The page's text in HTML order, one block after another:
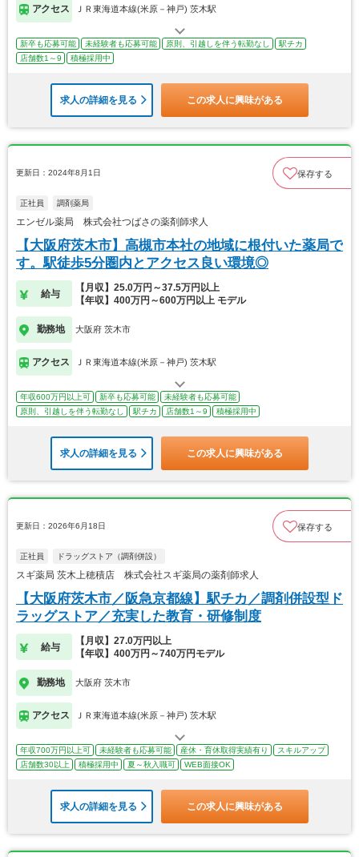
アクセス ＪＲ東海道本線(米原－神戸) 茨木駅
新卒も応募可能 未経験者も応募可能 原則、引越しを伴う転勤なし
駅チカ
店舗数1～9
積極採用中
求人の詳細を見る この求人に興味がある
更新日：2024年8月1日 保存する
正社員 調剤薬局
エンゼル薬局 株式会社つばさの薬剤師求人
【大阪府茨木市】高槻市本社の地域に根付いた薬局で
す。駅徒歩5分圏内とアクセス良い環境◎
給与
【月収】25.0万円～37.5万円以上
【年収】400万円～600万円以上 モデル
勤務地 大阪府 茨木市
アクセス ＪＲ東海道本線(米原－神戸) 茨木駅
年収600万円以上可 新卒も応募可能
未経験者も応募可能
原則、引越しを伴う転勤なし
駅チカ 店舗数1～9 積極採用中
求人の詳細を見る この求人に興味がある
更新日：2026年6月18日 保存する
正社員 ドラッグストア（調剤併設）
スギ薬局 茨木上穂積店 株式会社スギ薬局の薬剤師求人
【大阪府茨木市／阪急京都線】駅チカ／調剤併設型ド
ラッグストア／充実した教育・研修制度
給与
【月収】27.0万円以上
【年収】400万円～740万円モデル
勤務地 大阪府 茨木市
アクセス ＪＲ東海道本線(米原－神戸) 茨木駅
年収700万円以上可 未経験者も応募可能 産休・育休取得実績有り
スキルアップ
店舗数30以上
積極採用中 夏～秋入職可 WEB面接OK
求人の詳細を見る この求人に興味がある